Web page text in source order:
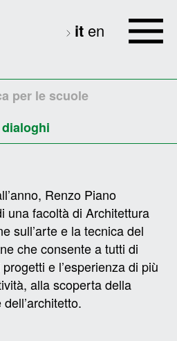
it en
per le scuole
dialoghi
Renzo Piano
una facoltà di Architettura
sull’arte e la tecnica del
che consente a tutti di
e l’esperienza di più
alla scoperta della